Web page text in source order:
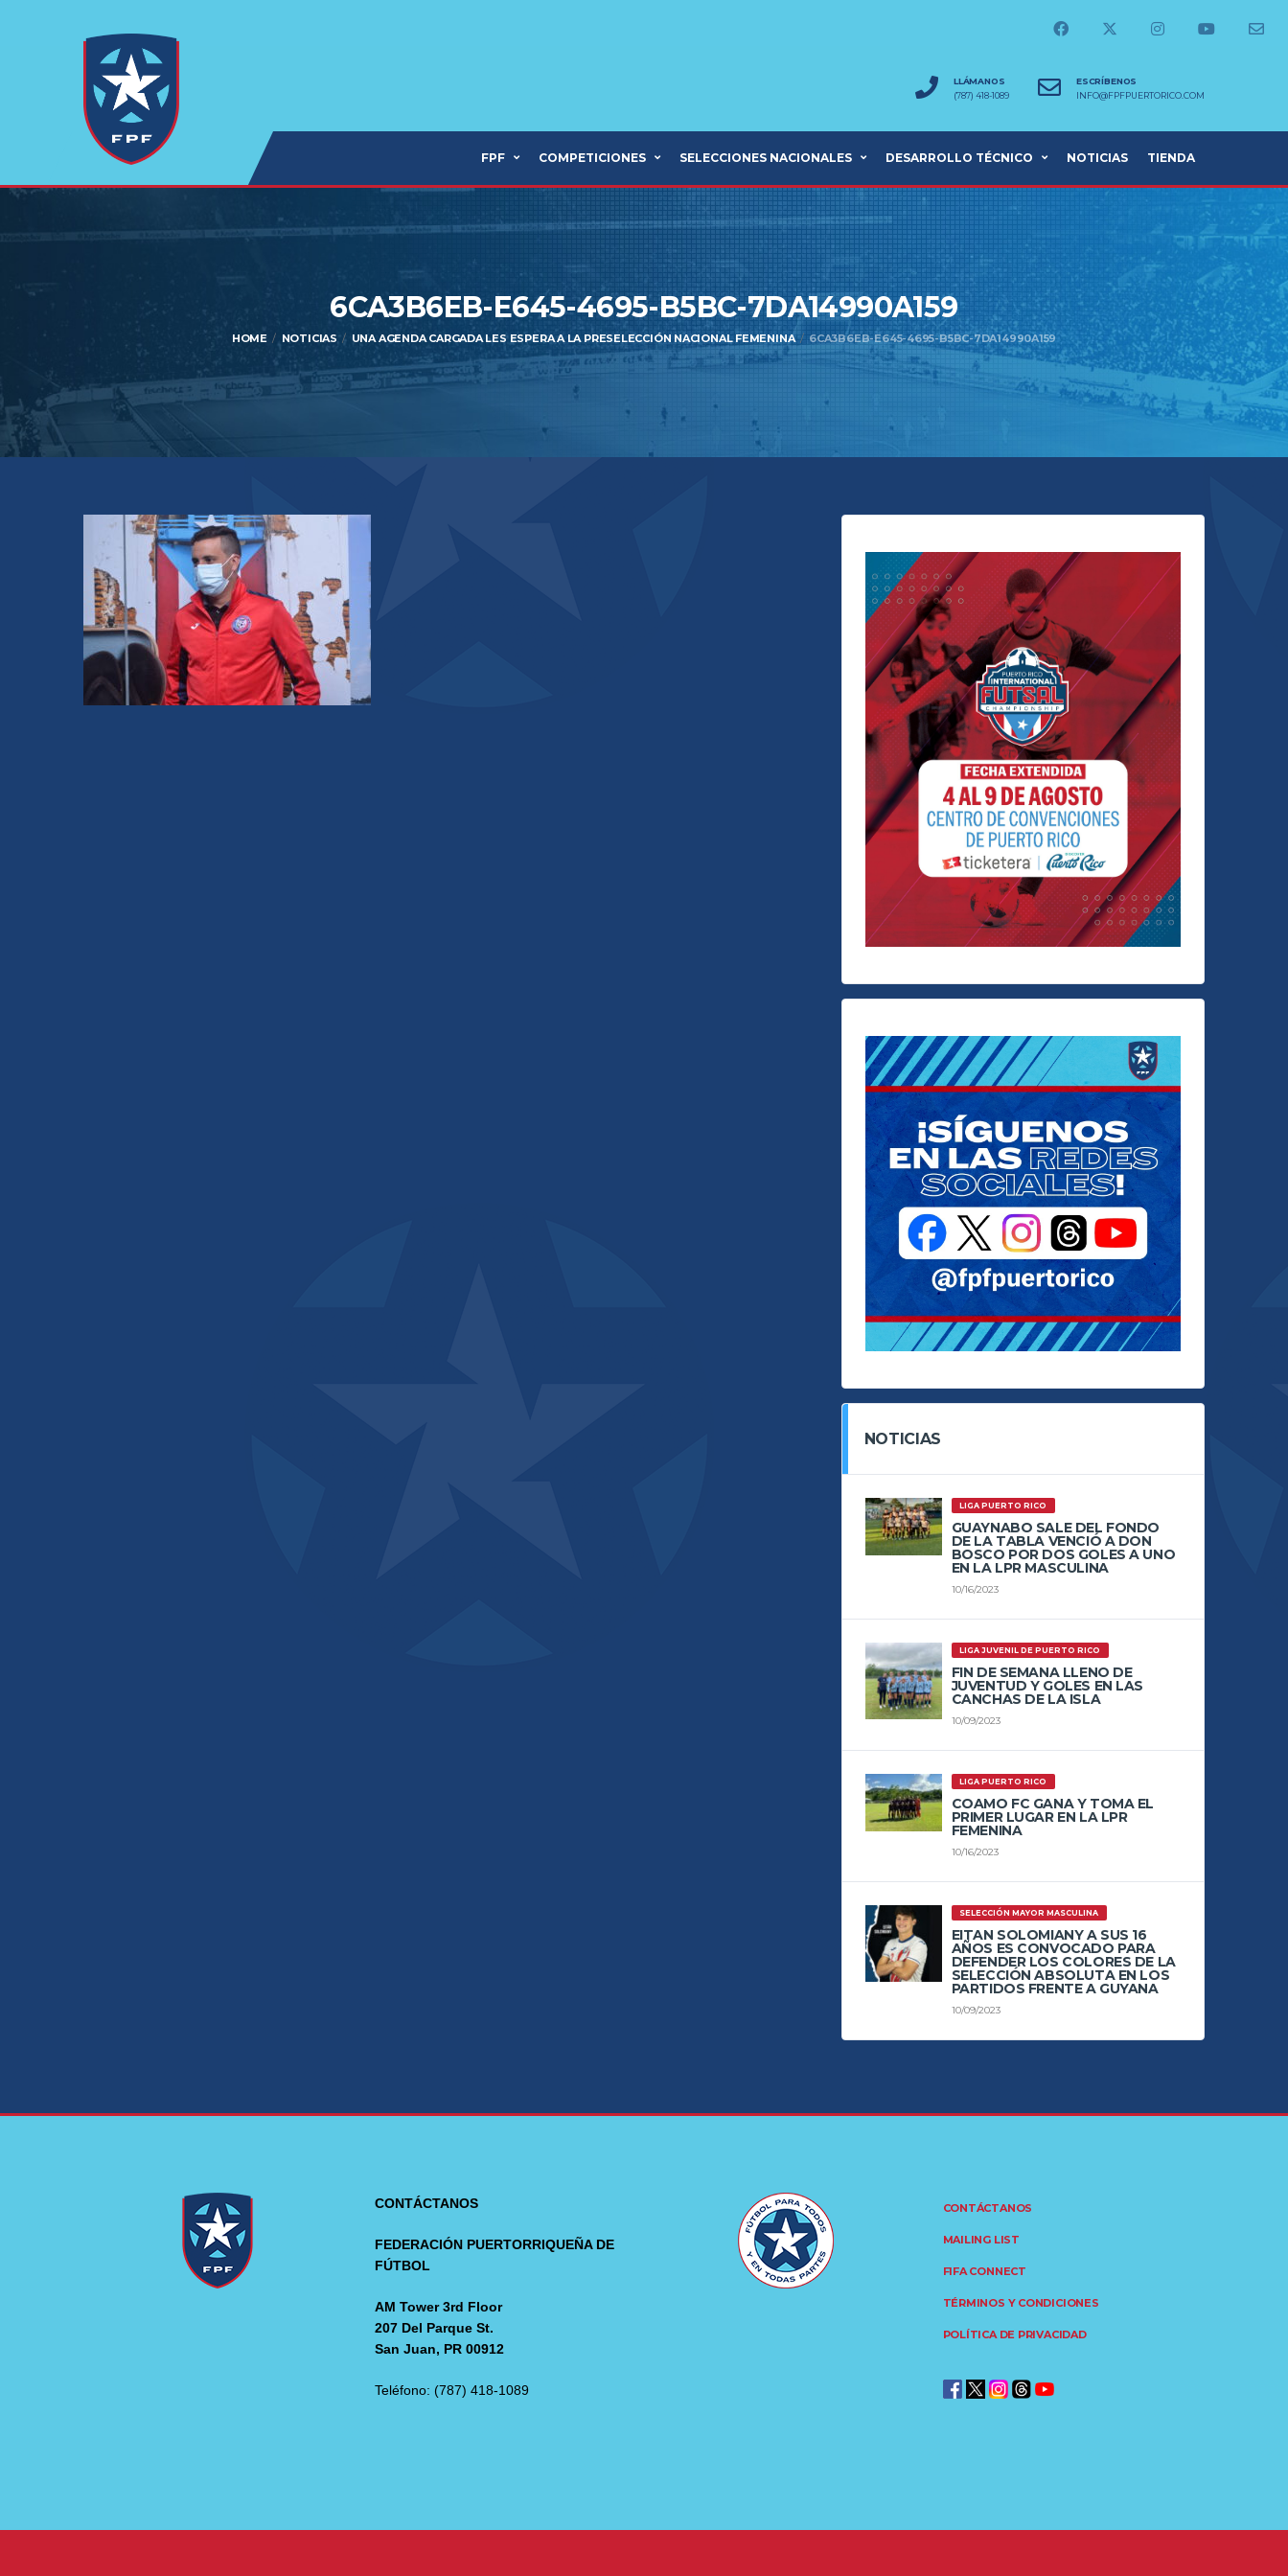
LLÁMANOS
(787) 418-1089
ESCRÍBENOS
INFO@FPFPUERTORICO.COM
FPF COMPETICIONES SELECCIONES NACIONALES DESARROLLO TÉCNICO NOTICIAS TIENDA
6CA3B6EB-E645-4695-B5BC-7DA14990A159
HOME NOTICIAS UNA AGENDA CARGADA LES ESPERA A LA PRESELECCIÓN NACIONAL FEMENINA 6CA3B6EB-E645-4695-B5BC-7DA14990A159
NOTICIAS
LIGA PUERTO RICO
GUAYNABO SALE DEL FONDO
DE LA TABLA VENCIÓ A DON
BOSCO POR DOS GOLES A UNO
EN LA LPR MASCULINA
10/16/2023
LIGA JUVENIL DE PUERTO RICO
FIN DE SEMANA LLENO DE
JUVENTUD Y GOLES EN LAS
CANCHAS DE LA ISLA
10/09/2023
LIGA PUERTO RICO
COAMO FC GANA Y TOMA EL
PRIMER LUGAR EN LA LPR
FEMENINA
10/16/2023
SELECCIÓN MAYOR MASCULINA
EITAN SOLOMIANY A SUS 16
AÑOS ES CONVOCADO PARA
DEFENDER LOS COLORES DE LA
SELECCIÓN ABSOLUTA EN LOS
PARTIDOS FRENTE A GUYANA
10/09/2023
CONTÁCTANOS
FEDERACIÓN PUERTORRIQUEÑA DE
FÚTBOL
AM Tower 3rd Floor
207 Del Parque St.
San Juan, PR 00912
Teléfono: (787) 418-1089
CONTÁCTANOS
MAILING LIST
FIFA CONNECT
TÉRMINOS Y CONDICIONES
POLÍTICA DE PRIVACIDAD